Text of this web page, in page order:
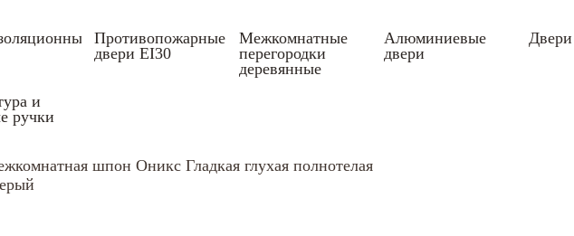
Противопожарные
двери EI30
Межкомнатные
перегородки
деревянные
Алюминиевые
двери
Двери
и
ручки
шпон Оникс Гладкая глухая полнотелая